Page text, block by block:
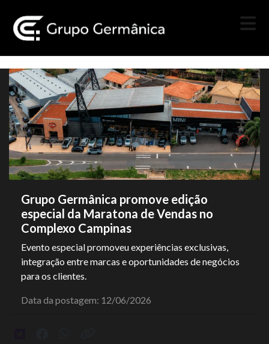
Grupo Germânica promove edição
especial da Maratona de Vendas no
Complexo Campinas
Evento especial promoveu experiências exclusivas,
integração entre marcas e oportunidades de negócios
para os clientes.
Data da postagem: 12/06/2026